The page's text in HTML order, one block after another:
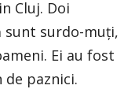
Cluj. Doi
sunt surdo-muţi,
Ei au fost
paznici.